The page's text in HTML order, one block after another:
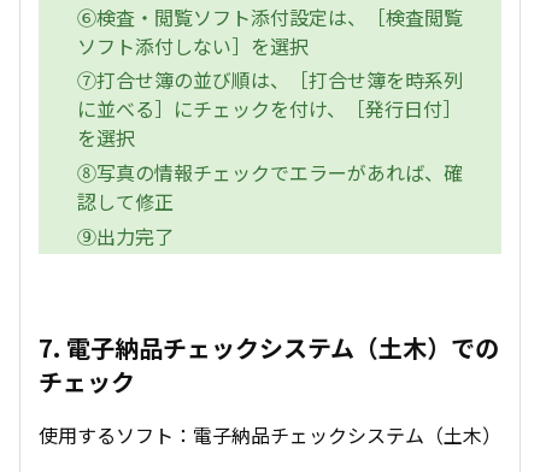
⑥検査・閲覧ソフト添付設定は、［検査閲覧
ソフト添付しない］を選択
⑦打合せ簿の並び順は、［打合せ簿を時系列
に並べる］にチェックを付け、［発行日付］
を選択
⑧写真の情報チェックでエラーがあれば、確
認して修正
⑨出力完了
7. 電子納品チェックシステム（土木）での
チェック
使用するソフト：電子納品チェックシステム（土木）